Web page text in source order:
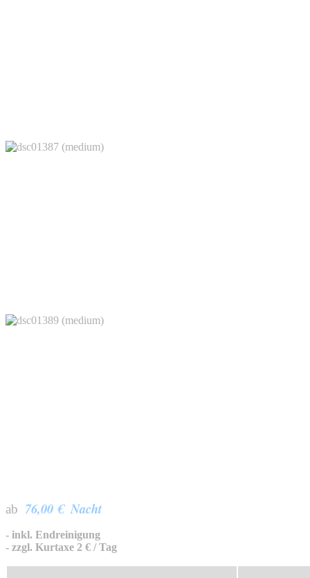
ab 76,00 € Nacht
- inkl. Endreinigung
- zzgl. Kurtaxe 2 € / Tag